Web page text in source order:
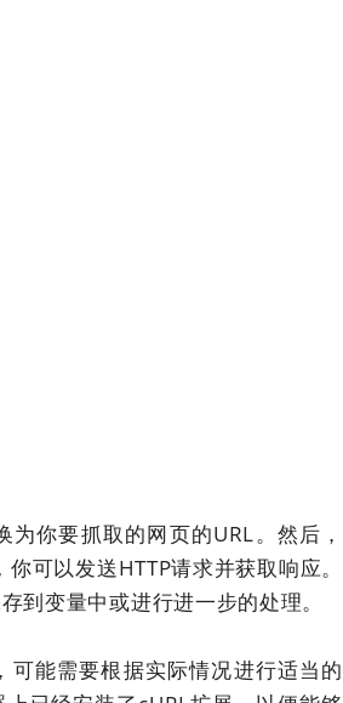
你要抓取的网页的URL。然后，
可以发送HTTP请求并获取响应。
到变量中或进行进一步的处理。
能需要根据实际情况进行适当的